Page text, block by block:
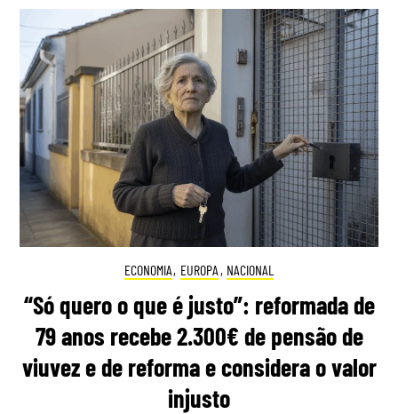
ECONOMIA, EUROPA , NACIONAL
“Só quero o que é justo”: reformada de
79 anos recebe 2.300€ de pensão de
viuvez e de reforma e considera o valor
injusto